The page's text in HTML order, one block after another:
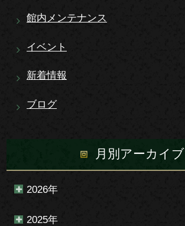
館内メンテナンス
イベント
新着情報
ブログ
月別アーカイブ
2026年
2025年